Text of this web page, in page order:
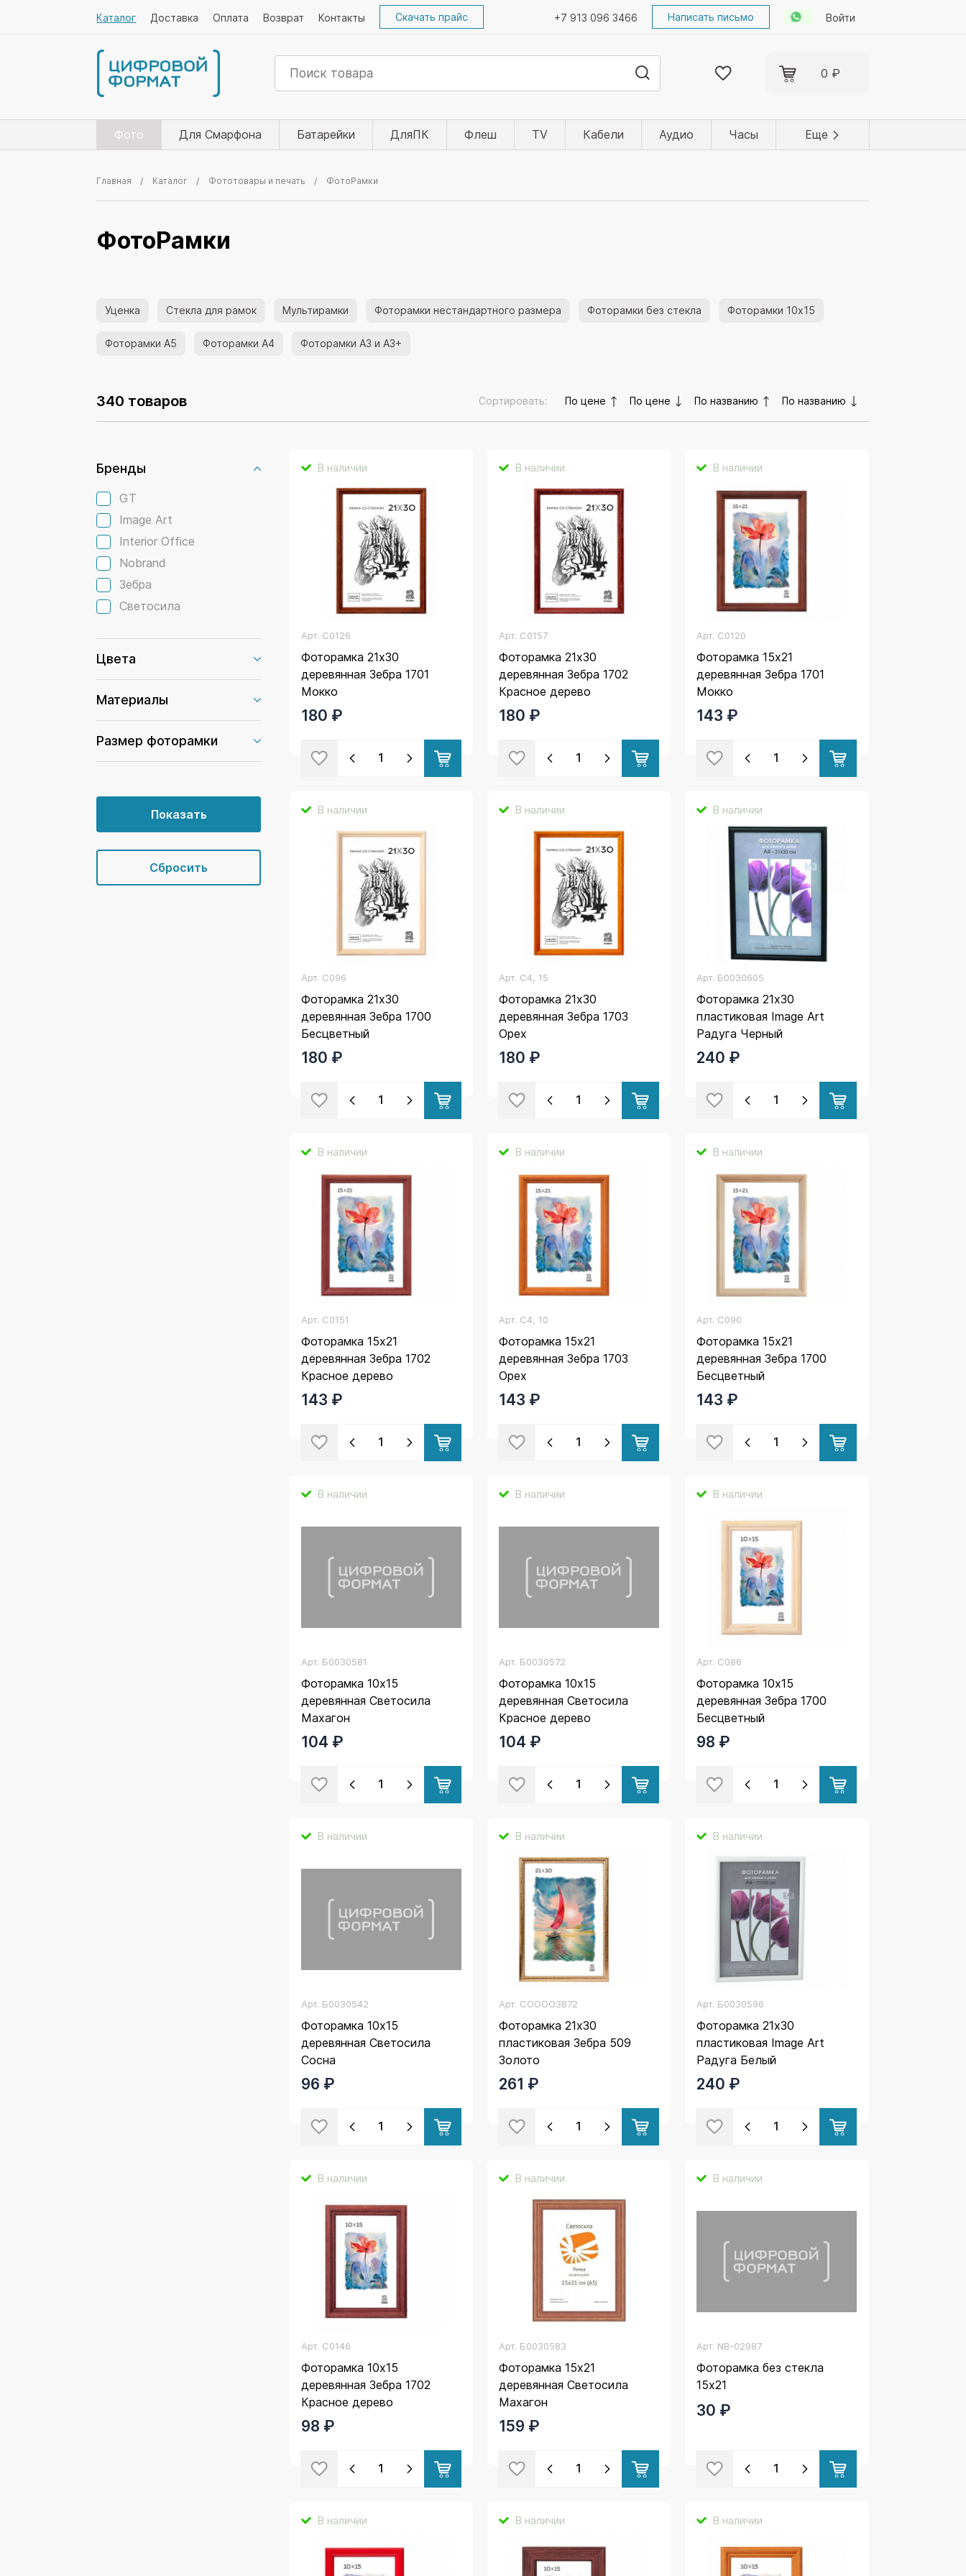
Каталог Доставка Оплата Возврат Контакты Скачать прайс +7 913 096 3466 Написать письмо Войти
0 ₽
Фото Для Смарфона Батарейки ДляПК Флеш TV Кабели Аудио Часы Еще
Главная Каталог Фототовары и печать ФотоРамки
ФотоРамки
Уценка Стекла для рамок Мультирамки Фоторамки нестандартного размера Фоторамки без стекла Фоторамки 10x15
Фоторамки А5 Фоторамки А4 Фоторамки А3 и А3+
340 товаров Сортировать: По цене По цене По названию По названию
Бренды
GT
Image Art
Interior Office
Nobrand
Зебра
Светосила
Цвета
Материалы
Размер фоторамки
В наличии
Арт. C0126
Фоторамка 21х30
деревянная Зебра 1701
Мокко
180 ₽
В наличии
Арт. C0157
Фоторамка 21х30
деревянная Зебра 1702
Красное дерево
180 ₽
В наличии
Арт. C0120
Фоторамка 15х21
деревянная Зебра 1701
Мокко
143 ₽
В наличии
Арт. C096
Фоторамка 21х30
деревянная Зебра 1700
Бесцветный
180 ₽
В наличии
Арт. C4, 15
Фоторамка 21х30
деревянная Зебра 1703
Орех
180 ₽
В наличии
Арт. Б0030605
Фоторамка 21х30
пластиковая Image Art
Радуга Черный
240 ₽
В наличии
Арт. C0151
Фоторамка 15х21
деревянная Зебра 1702
Красное дерево
143 ₽
В наличии
Арт. C4, 10
Фоторамка 15х21
деревянная Зебра 1703
Орех
143 ₽
В наличии
Арт. C090
Фоторамка 15х21
деревянная Зебра 1700
Бесцветный
143 ₽
В наличии
Арт. Б0030581
Фоторамка 10х15
деревянная Светосила
Махагон
104 ₽
В наличии
Арт. Б0030572
Фоторамка 10х15
деревянная Светосила
Красное дерево
104 ₽
В наличии
Арт. C086
Фоторамка 10х15
деревянная Зебра 1700
Бесцветный
98 ₽
В наличии
Арт. Б0030542
Фоторамка 10х15
деревянная Светосила
Сосна
96 ₽
В наличии
Арт. COOOO3872
Фоторамка 21х30
пластиковая Зебра 509
Золото
261 ₽
В наличии
Арт. Б0030596
Фоторамка 21х30
пластиковая Image Art
Радуга Белый
240 ₽
В наличии
Арт. C0146
Фоторамка 10х15
деревянная Зебра 1702
Красное дерево
98 ₽
В наличии
Арт. Б0030583
Фоторамка 15х21
деревянная Светосила
Махагон
159 ₽
В наличии
Арт. NB-02987
Фоторамка без стекла
15x21
30 ₽
В наличии В наличии В наличии